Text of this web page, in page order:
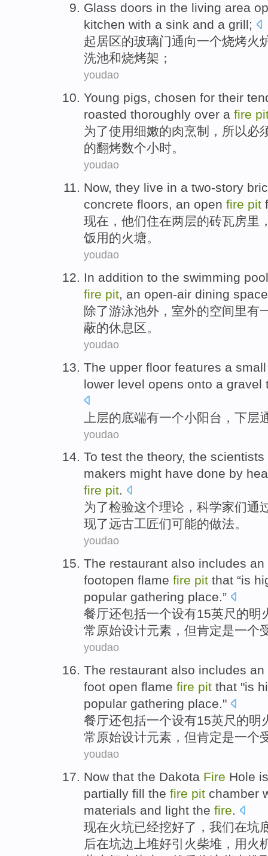
Glass doors in the living area
kitchen with a sink and a grill;
起居区的玻璃门通向一个烧烤火
洗池和烧烤架；
youdao
Young pigs, chosen for their
roasted thoroughly over a fire
为了使用细嫩的肉烹制
，所以必
的翻烤数个小时。
youdao
Now, they live in a two-story
concrete floors, an open fire pit
现在 ， 他们住在两层的砖瓦房里
饭用的火塘。
youdao
In addition to the swimming pool
fire pit, an open-air dining space
除了游泳池外， 室外的空间里有
蔽的休息区。
youdao
The upper floor features a small
lower level opens onto a gravel
上层的底端有一个小阳台 ， 下层
youdao
To test the theory, the scientists
makers might have done by
fire pit.
为了检验这个理论 ， 科学家们通
现了远古工匠们可能的做法。
youdao
The restaurant also includes an
footopen flame fire pit that “is
popular gathering place.”
餐厅还包括一个设有15英尺的明
常 原始设计元素，但肯定是一个
youdao
The restaurant also includes an
foot open flame fire pit that "is
popular gathering place."
餐厅还包括一个设有15英尺的明
常 原始设计元素，但肯定是一个
youdao
Now that the Dakota Fire Hole
partially fill the fire pit chamber
materials and light the fire.
现在火坑已经挖好了， 我们在坑
后在坑边上堆好引火柴堆， 用 火